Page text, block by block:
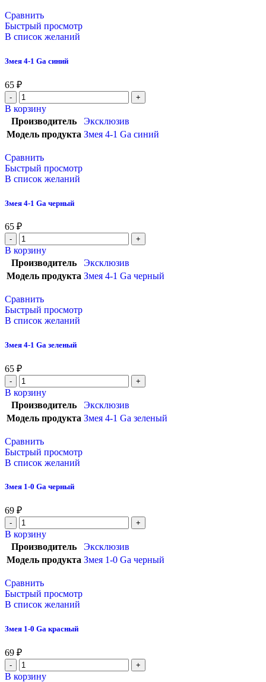
Сравнить
Быстрый просмотр
В список желаний
Змея 4-1 Ga синий
65 ₽
В корзину
Производитель
Эксклюзив
Модель продукта Змея 4-1 Ga синий
Сравнить
Быстрый просмотр
В список желаний
Змея 4-1 Ga черный
65 ₽
В корзину
Производитель
Эксклюзив
Модель продукта Змея 4-1 Ga черный
Сравнить
Быстрый просмотр
В список желаний
Змея 4-1 Ga зеленый
65 ₽
В корзину
Производитель
Эксклюзив
Модель продукта Змея 4-1 Ga зеленый
Сравнить
Быстрый просмотр
В список желаний
Змея 1-0 Ga черный
69 ₽
В корзину
Производитель
Эксклюзив
Модель продукта Змея 1-0 Ga черный
Сравнить
Быстрый просмотр
В список желаний
Змея 1-0 Ga красный
69 ₽
В корзину